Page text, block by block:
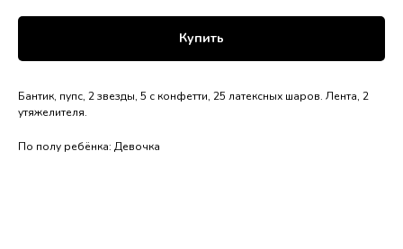
Купить
Бантик, пупс, 2 звезды, 5 с конфетти, 25 латексных шаров. Лента, 2
утяжелителя.
По полу ребёнка: Девочка